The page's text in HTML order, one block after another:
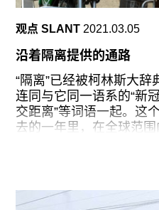
订阅
往期内容
关注我们
观点 SLANT 2021.03.05
沿着隔离提供的通路
“隔离”已经被柯林斯大辞
连同与它同一语系的“新
交距离”等词语一起。这
去的一年里，在全球范
族、性别、年龄和阶级
阔的地域展开，整个过